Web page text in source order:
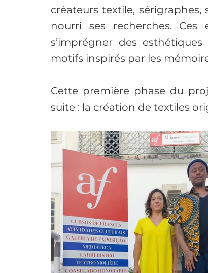
créateurs textile,
nourri ses recherches.
s’imprégner des
motifs inspirés par les
Cette première phase du
suite : la création de textiles